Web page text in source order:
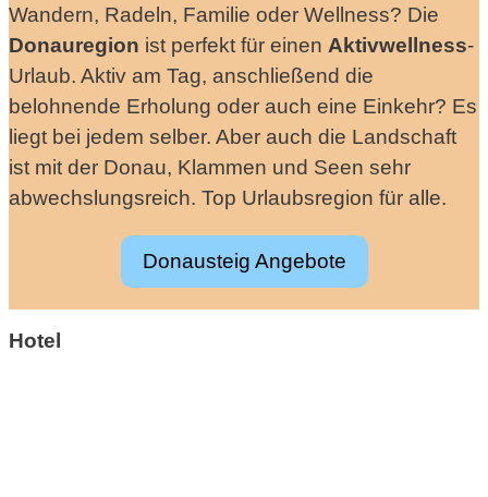
Wandern, Radeln, Familie oder Wellness? Die
Donauregion ist perfekt für einen Aktivwellness-
Urlaub. Aktiv am Tag, anschließend die
belohnende Erholung oder auch eine Einkehr? Es
liegt bei jedem selber. Aber auch die Landschaft
ist mit der Donau, Klammen und Seen sehr
abwechslungsreich. Top Urlaubsregion für alle.
Donausteig Angebote
Hotel